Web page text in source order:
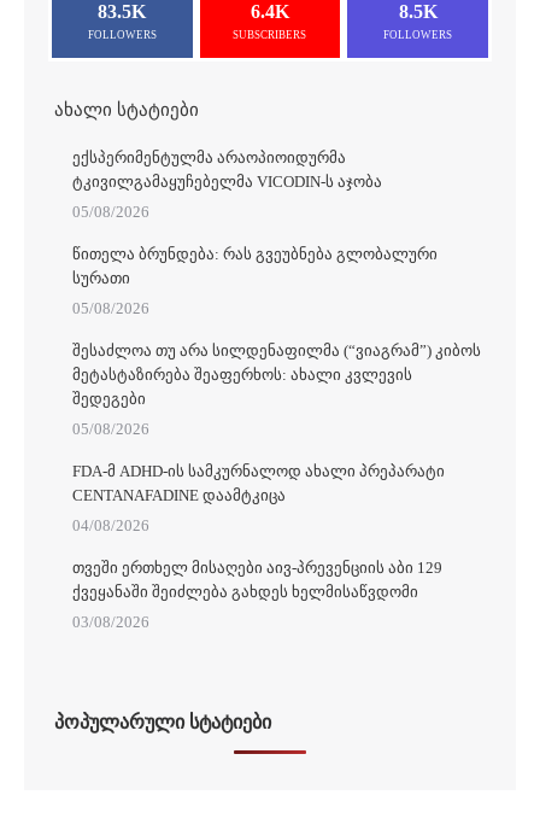
83.5K
FOLLOWERS
6.4K
SUBSCRIBERS
8.5K
FOLLOWERS
ᲐᲮᲐᲚᲘ ᲡᲢᲐᲢᲘᲔᲑᲘ
ᲔᲥᲡᲞᲔᲠᲘᲛᲔᲜᲢᲣᲚᲛᲐ ᲐᲠᲐᲝᲞᲘᲝᲘᲓᲣᲠᲛᲐ
ᲢᲙᲘᲕᲘᲚᲒᲐᲛᲐᲧᲣᲩᲔᲑᲔᲚᲛᲐ VICODIN-Ს ᲐᲯᲝᲑᲐ
05/08/2026
ᲬᲘᲗᲔᲚᲐ ᲑᲠᲣᲜᲓᲔᲑᲐ: ᲠᲐᲡ ᲒᲕᲔᲣᲑᲜᲔᲑᲐ ᲒᲚᲝᲑᲐᲚᲣᲠᲘ
ᲡᲣᲠᲐᲗᲘ
05/08/2026
ᲨᲔᲡᲐᲫᲚᲝᲐ ᲗᲣ ᲐᲠᲐ ᲡᲘᲚᲓᲔᲜᲐᲤᲘᲚᲛᲐ (“ᲕᲘᲐᲒᲠᲐᲛ”) ᲙᲘᲑᲝᲡ
ᲛᲔᲢᲐᲡᲢᲐᲖᲘᲠᲔᲑᲐ ᲨᲔᲐᲤᲔᲠᲮᲝᲡ: ᲐᲮᲐᲚᲘ ᲙᲕᲚᲔᲕᲘᲡ
ᲨᲔᲓᲔᲒᲔᲑᲘ
05/08/2026
FDA-Მ ADHD-ᲘᲡ ᲡᲐᲛᲙᲣᲠᲜᲐᲚᲝᲓ ᲐᲮᲐᲚᲘ ᲞᲠᲔᲞᲐᲠᲐᲢᲘ
CENTANAFADINE ᲓᲐᲐᲛᲢᲙᲘᲪᲐ
04/08/2026
ᲗᲕᲔᲨᲘ ᲔᲠᲗᲮᲔᲚ ᲛᲘᲡᲐᲦᲔᲑᲘ ᲐᲘᲕ-ᲞᲠᲔᲕᲔᲜᲪᲘᲘᲡ ᲐᲑᲘ 129
ᲥᲕᲔᲧᲐᲜᲐᲨᲘ ᲨᲔᲘᲫᲚᲔᲑᲐ ᲒᲐᲮᲓᲔᲡ ᲮᲔᲚᲛᲘᲡᲐᲬᲕᲓᲝᲛᲘ
03/08/2026
ᲞᲝᲞᲣᲚᲐᲠᲣᲚᲘ ᲡᲢᲐᲢᲘᲔᲑᲘ